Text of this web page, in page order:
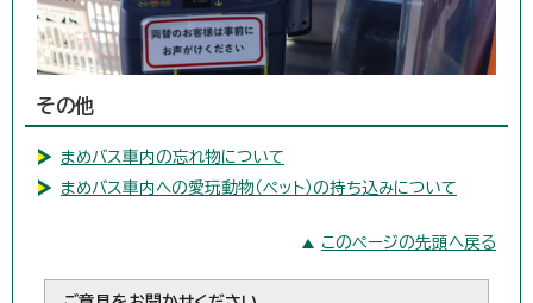
その他
まめバス車内の忘れ物について
まめバス車内への愛玩動物（ペット）の持ち込みについて
このページの先頭へ戻る